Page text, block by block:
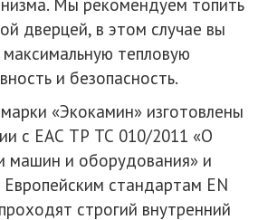
Мы рекомендуем топить
дверцей, в этом случае вы
максимальную тепловую
и безопасность.
«Экокамин» изготовлены
с ЕАС ТР ТС 010/2011 «О
машин и оборудования» и
стандартам EN
строгий внутренний